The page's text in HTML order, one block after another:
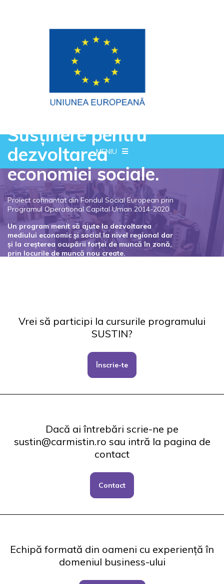
MENIU
Susținere pentru
dezvoltarea
economiei sociale.
Proiect cofinantat din Fondul Social European prin
Programul Operational Capital Uman 2014-2020
Un program menit să ajute la dezvoltarea
mediului economic și social la nivel regional dar
și la creșterea ocupării forței de muncă în zonă,
prin locurile de muncă nou create.
Vrei să participi la cursurile programului
SUSTIN?
Înscrie-te
Dacă ai întrebări scrie-ne pe
sustin@carmistin.ro sau intră la pagina de
contact
Contact
Echipă formată din oameni cu experiență în
domeniul business-ului